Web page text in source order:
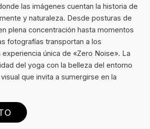
las imágenes cuentan la historia de
y naturaleza. Desde posturas de
plena concentración hasta momentos
fotografías transportan a los
única de «Zero Noise». La
del yoga con la belleza del entorno
que invita a sumergirse en la